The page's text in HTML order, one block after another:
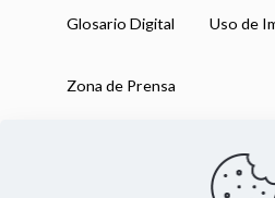
Glosario Digital Uso de
Zona de Prensa